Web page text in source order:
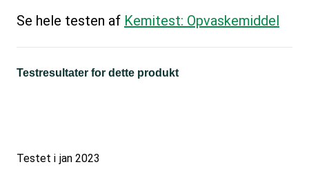
Se hele testen af Kemitest: Opvaskemiddel
Testresultater for dette produkt
Testet i jan 2023